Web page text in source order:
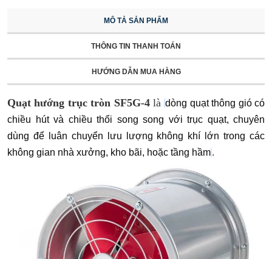
MÔ TẢ SẢN PHẨM
THÔNG TIN THANH TOÁN
HƯỚNG DẪN MUA HÀNG
Quạt hướng trục tròn SF5G-4 làdòng quạt thông gió có
chiều hút và chiều thổi song song với trục quạt, chuyên
dùng để luân chuyển lưu lượng không khí lớn trong các
không gian nhà xưởng, kho bãi, hoặc tầng hầm.